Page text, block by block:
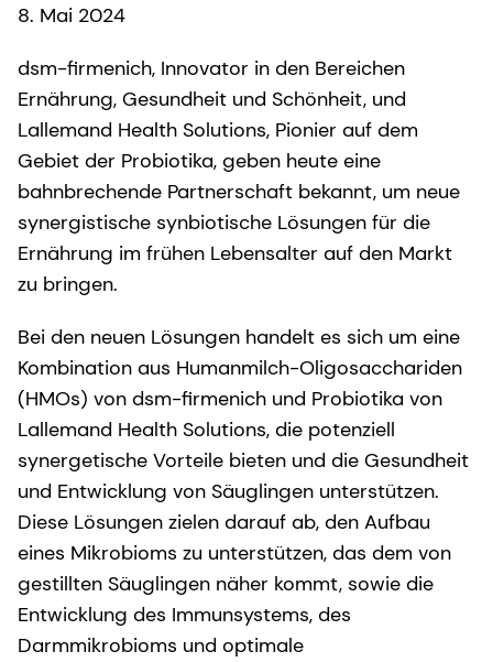
8. Mai 2024
dsm-firmenich, Innovator in den Bereichen
Ernährung, Gesundheit und Schönheit, und
Lallemand Health Solutions, Pionier auf dem
Gebiet der Probiotika, geben heute eine
bahnbrechende Partnerschaft bekannt, um neue
synergistische synbiotische Lösungen für die
Ernährung im frühen Lebensalter auf den Markt
zu bringen.
Bei den neuen Lösungen handelt es sich um eine
Kombination aus Humanmilch-Oligosacchariden
(HMOs) von dsm-firmenich und Probiotika von
Lallemand Health Solutions, die potenziell
synergetische Vorteile bieten und die Gesundheit
und Entwicklung von Säuglingen unterstützen.
Diese Lösungen zielen darauf ab, den Aufbau
eines Mikrobioms zu unterstützen, das dem von
gestillten Säuglingen näher kommt, sowie die
Entwicklung des Immunsystems, des
Darmmikrobioms und optimale